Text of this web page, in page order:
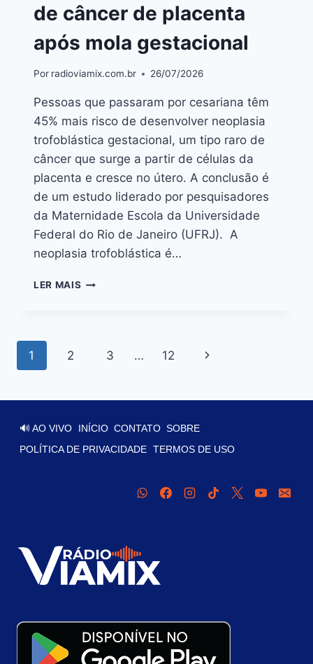
de câncer de placenta
após mola gestacional
Por radioviamix.com.br 26/07/2026
Pessoas que passaram por cesariana têm
45% mais risco de desenvolver neoplasia
trofoblástica gestacional, um tipo raro de
câncer que surge a partir de células da
placenta e cresce no útero. A conclusão é
de um estudo liderado por pesquisadores
da Maternidade Escola da Universidade
Federal do Rio de Janeiro (UFRJ). A
neoplasia trofoblástica é…
LER MAIS
1 2 3 … 12
🔊 AO VIVO INÍCIO CONTATO SOBRE
POLÍTICA DE PRIVACIDADE TERMOS DE USO